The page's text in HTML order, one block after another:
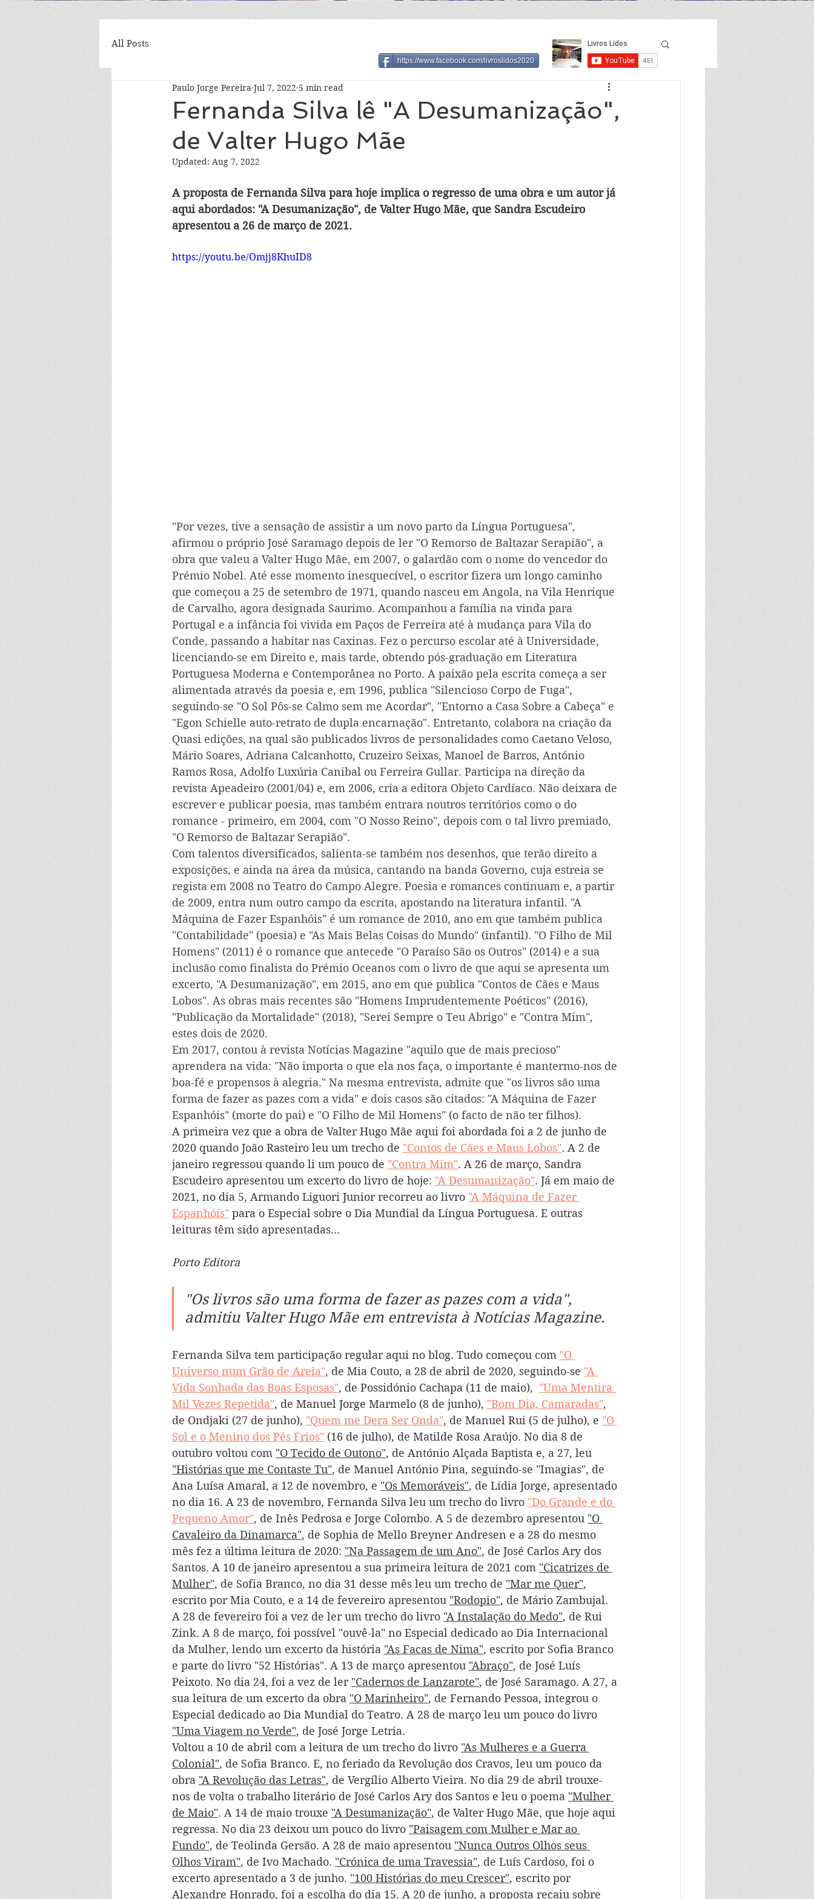
All Posts
Fernanda Silva lê "A Desumanização",
de Valter Hugo Mãe
Paulo Jorge Pereira Jul 7, 2022 5 min read
Updated: Aug 7, 2022
A proposta de Fernanda Silva para hoje implica o regresso de uma obra e um autor já
aqui abordados: "A Desumanização", de Valter Hugo Mãe, que Sandra Escudeiro
apresentou a 26 de março de 2021.
https://youtu.be/Omjj8KhuID8
"Por vezes, tive a sensação de assistir a um novo parto da Língua Portuguesa",
afirmou o próprio José Saramago depois de ler "O Remorso de Baltazar Serapião", a
obra que valeu a Valter Hugo Mãe, em 2007, o galardão com o nome do vencedor do
Prémio Nobel. Até esse momento inesquecível, o escritor fizera um longo caminho
que começou a 25 de setembro de 1971, quando nasceu em Angola, na Vila Henrique
de Carvalho, agora designada Saurimo. Acompanhou a família na vinda para
Portugal e a infância foi vivida em Paços de Ferreira até à mudança para Vila do
Conde, passando a habitar nas Caxinas. Fez o percurso escolar até à Universidade,
licenciando-se em Direito e, mais tarde, obtendo pós-graduação em Literatura
Portuguesa Moderna e Contemporânea no Porto. A paixão pela escrita começa a ser
alimentada através da poesia e, em 1996, publica "Silencioso Corpo de Fuga",
seguindo-se "O Sol Pôs-se Calmo sem me Acordar", "Entorno a Casa Sobre a Cabeça" e
"Egon Schielle auto-retrato de dupla encarnação". Entretanto, colabora na criação da
Quasi edições, na qual são publicados livros de personalidades como Caetano Veloso,
Mário Soares, Adriana Calcanhotto, Cruzeiro Seixas, Manoel de Barros, António
Ramos Rosa, Adolfo Luxúria Canibal ou Ferreira Gullar. Participa na direção da
revista Apeadeiro (2001/04) e, em 2006, cria a editora Objeto Cardíaco. Não deixara de
escrever e publicar poesia, mas também entrara noutros territórios como o do
romance - primeiro, em 2004, com "O Nosso Reino", depois com o tal livro premiado,
"O Remorso de Baltazar Serapião".
Com talentos diversificados, salienta-se também nos desenhos, que terão direito a
exposições, e ainda na área da música, cantando na banda Governo, cuja estreia se
regista em 2008 no Teatro do Campo Alegre. Poesia e romances continuam e, a partir
de 2009, entra num outro campo da escrita, apostando na literatura infantil. "A
Máquina de Fazer Espanhóis" é um romance de 2010, ano em que também publica
"Contabilidade" (poesia) e "As Mais Belas Coisas do Mundo" (infantil). "O Filho de Mil
Homens" (2011) é o romance que antecede "O Paraíso São os Outros" (2014) e a sua
inclusão como finalista do Prémio Oceanos com o livro de que aqui se apresenta um
excerto, "A Desumanização", em 2015, ano em que publica "Contos de Cães e Maus
Lobos". As obras mais recentes são "Homens Imprudentemente Poéticos" (2016),
"Publicação da Mortalidade" (2018), "Serei Sempre o Teu Abrigo" e "Contra Mim",
estes dois de 2020.
Em 2017, contou à revista Notícias Magazine "aquilo que de mais precioso"
aprendera na vida: "Não importa o que ela nos faça, o importante é mantermo-nos de
boa-fé e propensos à alegria." Na mesma entrevista, admite que "os livros são uma
forma de fazer as pazes com a vida" e dois casos são citados: "A Máquina de Fazer
Espanhóis" (morte do pai) e "O Filho de Mil Homens" (o facto de não ter filhos).
A primeira vez que a obra de Valter Hugo Mãe aqui foi abordada foi a 2 de junho de
2020 quando João Rasteiro leu um trecho de "Contos de Cães e Maus Lobos". A 2 de
janeiro regressou quando li um pouco de "Contra Mim". A 26 de março, Sandra
Escudeiro apresentou um excerto do livro de hoje: "A Desumanização". Já em maio de
2021, no dia 5, Armando Liguori Junior recorreu ao livro "A Máquina de Fazer
Espanhóis" para o Especial sobre o Dia Mundial da Língua Portuguesa. E outras
leituras têm sido apresentadas...
Porto Editora
"Os livros são uma forma de fazer as pazes com a vida",
admitiu Valter Hugo Mãe em entrevista à Notícias Magazine.
Fernanda Silva tem participação regular aqui no blog. Tudo começou com "O
Universo num Grão de Areia", de Mia Couto, a 28 de abril de 2020, seguindo-se "A
Vida Sonhada das Boas Esposas", de Possidónio Cachapa (11 de maio), "Uma Mentira
Mil Vezes Repetida", de Manuel Jorge Marmelo (8 de junho), "Bom Dia, Camaradas",
de Ondjaki (27 de junho), "Quem me Dera Ser Onda", de Manuel Rui (5 de julho), e "O
Sol e o Menino dos Pés Frios" (16 de julho), de Matilde Rosa Araújo. No dia 8 de
outubro voltou com "O Tecido de Outono", de António Alçada Baptista e, a 27, leu
"Histórias que me Contaste Tu", de Manuel António Pina, seguindo-se "Imagias", de
Ana Luísa Amaral, a 12 de novembro, e "Os Memoráveis", de Lídia Jorge, apresentado
no dia 16. A 23 de novembro, Fernanda Silva leu um trecho do livro "Do Grande e do
Pequeno Amor", de Inês Pedrosa e Jorge Colombo. A 5 de dezembro apresentou "O
Cavaleiro da Dinamarca", de Sophia de Mello Breyner Andresen e a 28 do mesmo
mês fez a última leitura de 2020: "Na Passagem de um Ano", de José Carlos Ary dos
Santos. A 10 de janeiro apresentou a sua primeira leitura de 2021 com "Cicatrizes de
Mulher", de Sofia Branco, no dia 31 desse mês leu um trecho de "Mar me Quer",
escrito por Mia Couto, e a 14 de fevereiro apresentou "Rodopio", de Mário Zambujal.
A 28 de fevereiro foi a vez de ler um trecho do livro "A Instalação do Medo", de Rui
Zink. A 8 de março, foi possível "ouvê-la" no Especial dedicado ao Dia Internacional
da Mulher, lendo um excerto da história "As Facas de Nima", escrito por Sofia Branco
e parte do livro "52 Histórias". A 13 de março apresentou "Abraço", de José Luís
Peixoto. No dia 24, foi a vez de ler "Cadernos de Lanzarote", de José Saramago. A 27, a
sua leitura de um excerto da obra "O Marinheiro", de Fernando Pessoa, integrou o
Especial dedicado ao Dia Mundial do Teatro. A 28 de março leu um pouco do livro
"Uma Viagem no Verde", de José Jorge Letria.
Voltou a 10 de abril com a leitura de um trecho do livro "As Mulheres e a Guerra
Colonial", de Sofia Branco. E, no feriado da Revolução dos Cravos, leu um pouco da
obra "A Revolução das Letras", de Vergílio Alberto Vieira. No dia 29 de abril trouxe-
nos de volta o trabalho literário de José Carlos Ary dos Santos e leu o poema "Mulher
de Maio". A 14 de maio trouxe "A Desumanização", de Valter Hugo Mãe, que hoje aqui
regressa. No dia 23 deixou um pouco do livro "Paisagem com Mulher e Mar ao
Fundo", de Teolinda Gersão. A 28 de maio apresentou "Nunca Outros Olhos seus
Olhos Viram", de Ivo Machado. "Crónica de uma Travessia", de Luís Cardoso, foi o
excerto apresentado a 3 de junho. "100 Histórias do meu Crescer", escrito por
Alexandre Honrado, foi a escolha do dia 15. A 20 de junho, a proposta recaiu sobre
https://www.facebook.com/livroslidos2020